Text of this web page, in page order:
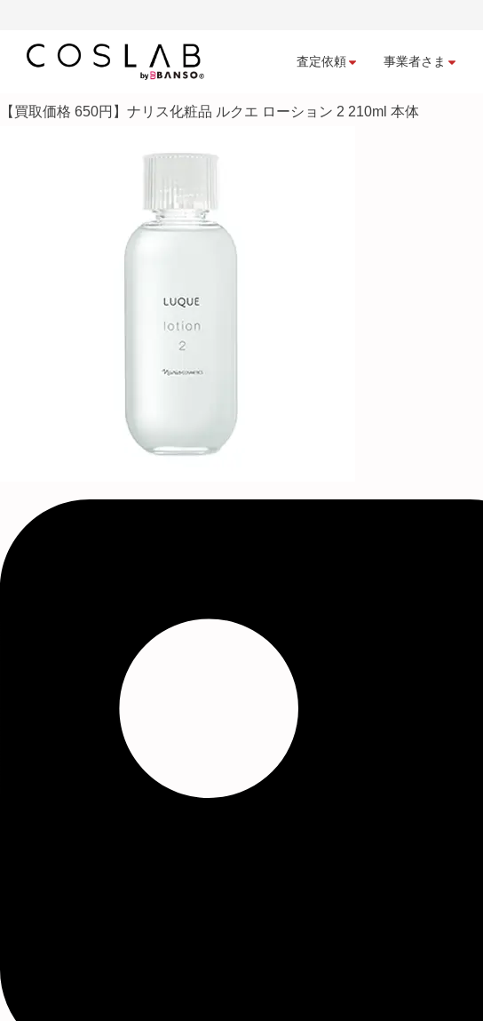
査定依頼 事業者さま
【買取価格 650円】ナリス化粧品 ルクエ ローション 2 210ml 本体